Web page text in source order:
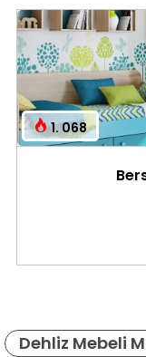
1. 068
Dehliz Mebeli